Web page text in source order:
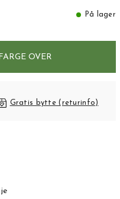
På lager
OVER
Gratis bytte (returinfo)